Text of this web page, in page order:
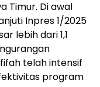
Timur. Di awal
Inpres 1/2025
lebih dari 1,1
telah intensif
program